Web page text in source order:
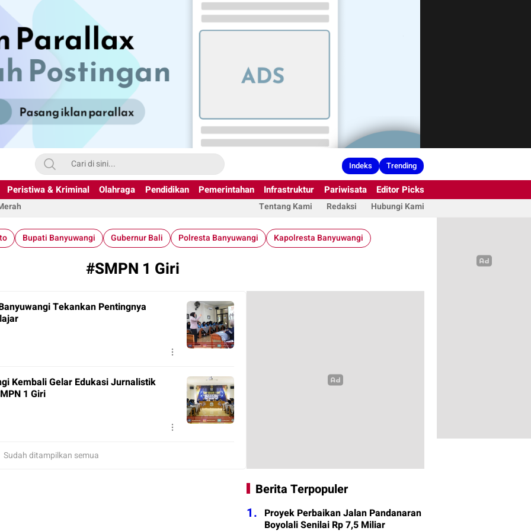
Indeks Trending
Peristiwa & Kriminal Olahraga Pendidikan Pemerintahan Infrastruktur Pariwisata Editor Picks
Tentang Kami Redaksi Hubungi Kami
Bupati Banyuwangi Gubernur Bali Polresta Banyuwangi Kapolresta Banyuwangi
#SMPN 1 Giri
Tekankan Pentingnya
Kembali Gelar Edukasi Jurnalistik
1 Giri
Sudah ditampilkan semua
Berita Terpopuler
1. Proyek Perbaikan Jalan Pandanaran
Boyolali Senilai Rp 7,5 Miliar